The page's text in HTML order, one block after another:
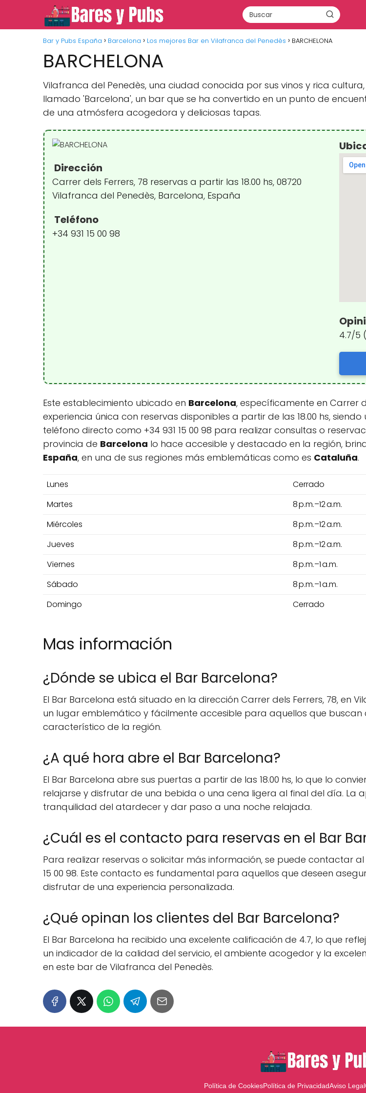
Bar y Pubs España Barcelona Los mejores Bar en Vilafranca del Penedès BARCHELONA
BARCHELONA
Vilafranca del Penedès, una ciudad conocida por sus vinos y rica
llamado 'Barcelona', un bar que se ha convertido en un punto de
de una atmósfera acogedora y deliciosas tapas.
Dirección
Carrer dels Ferrers, 78 reservas a partir las 18.00 hs, 08720
Vilafranca del Penedès, Barcelona, España
Teléfono
+34 931 15 00 98
4.7/5 (
Este establecimiento ubicado en Barcelona, específicamente en Carrer
experiencia única con reservas disponibles a partir de las 18.00 hs,
teléfono directo como +34 931 15 00 98 para realizar consultas o
provincia de Barcelona lo hace accesible y destacado en la región,
España, en una de sus regiones más emblemáticas como es Cataluña.
Lunes
Cerrado
Martes
8 p.m.–12 a.m.
Miércoles
8 p.m.–12 a.m.
Jueves
8 p.m.–12 a.m.
Viernes
8 p.m.–1 a.m.
Sábado
8 p.m.–1 a.m.
Domingo
Cerrado
Mas información
¿Dónde se ubica el Bar Barcelona?
El Bar Barcelona está situado en la dirección Carrer dels Ferrers, 78, en
un lugar emblemático y fácilmente accesible para aquellos que
característico de la región.
¿A qué hora abre el Bar Barcelona?
El Bar Barcelona abre sus puertas a partir de las 18.00 hs, lo que lo
relajarse y disfrutar de una bebida o una cena ligera al final del día. La
tranquilidad del atardecer y dar paso a una noche relajada.
¿Cuál es el contacto para reservas en el Bar
Para realizar reservas o solicitar más información, se puede contactar
15 00 98. Este contacto es fundamental para aquellos que deseen
disfrutar de una experiencia personalizada.
¿Qué opinan los clientes del Bar Barcelona?
El Bar Barcelona ha recibido una excelente calificación de 4.7, lo que
un indicador de la calidad del servicio, el ambiente acogedor y la
en este bar de Vilafranca del Penedès.
Política de CookiesPolítica de PrivacidadAviso Legal